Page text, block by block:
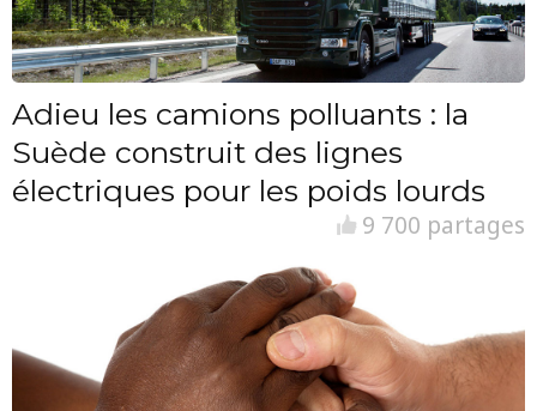
Adieu les camions polluants : la
Suède construit des lignes
électriques pour les poids lourds
9 700 partages